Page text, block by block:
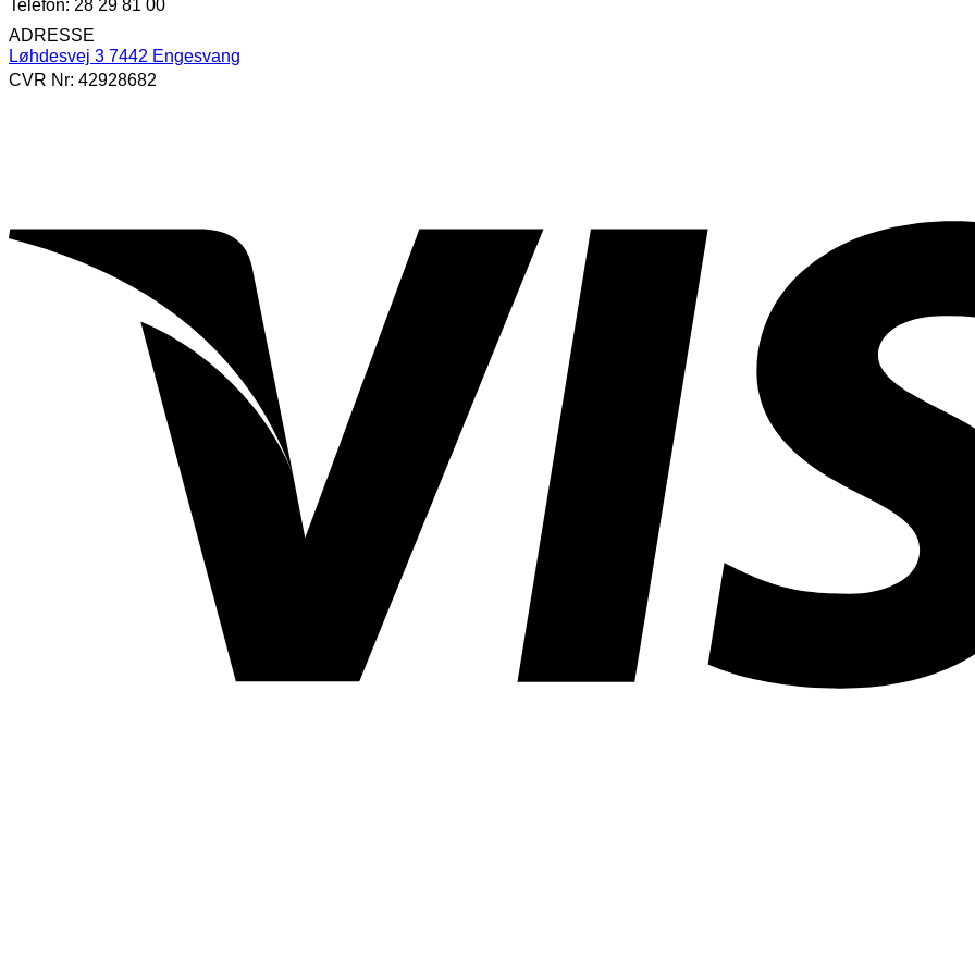
Telefon: 28 29 81 00
ADRESSE
Løhdesvej 3 7442 Engesvang
CVR Nr: 42928682